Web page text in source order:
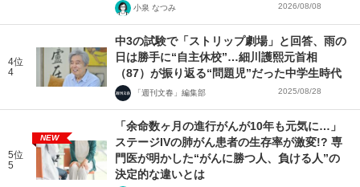
小泉 なつみ 2026/08/08
4位
4
中3の試験で「ストリップ劇場」と回答、雨の
日は勝手に“自主休校”…細川護熙元首相
（87）が振り返る“問題児”だった中学生時代
「週刊文春」編集部 2025/08/28
5位
5
NEW
「余命数ヶ月の進行がんが10年も元気に…」
ステージIVの肺がん患者の生存率が激変!? 専
門医が明かした“がんに勝つ人、負ける人”の
決定的な違いとは